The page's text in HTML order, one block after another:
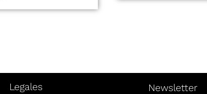
Legales Newsletter